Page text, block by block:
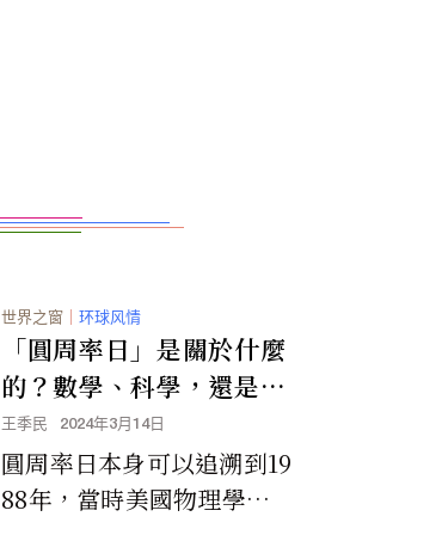
世界之窗 ｜ 环球风情
「圓周率日」是關於什麼
的？數學、科學，還是派
餅？
王季民 2024年3月14日
圓周率日本身可以追溯到19
88年，當時美國物理學家